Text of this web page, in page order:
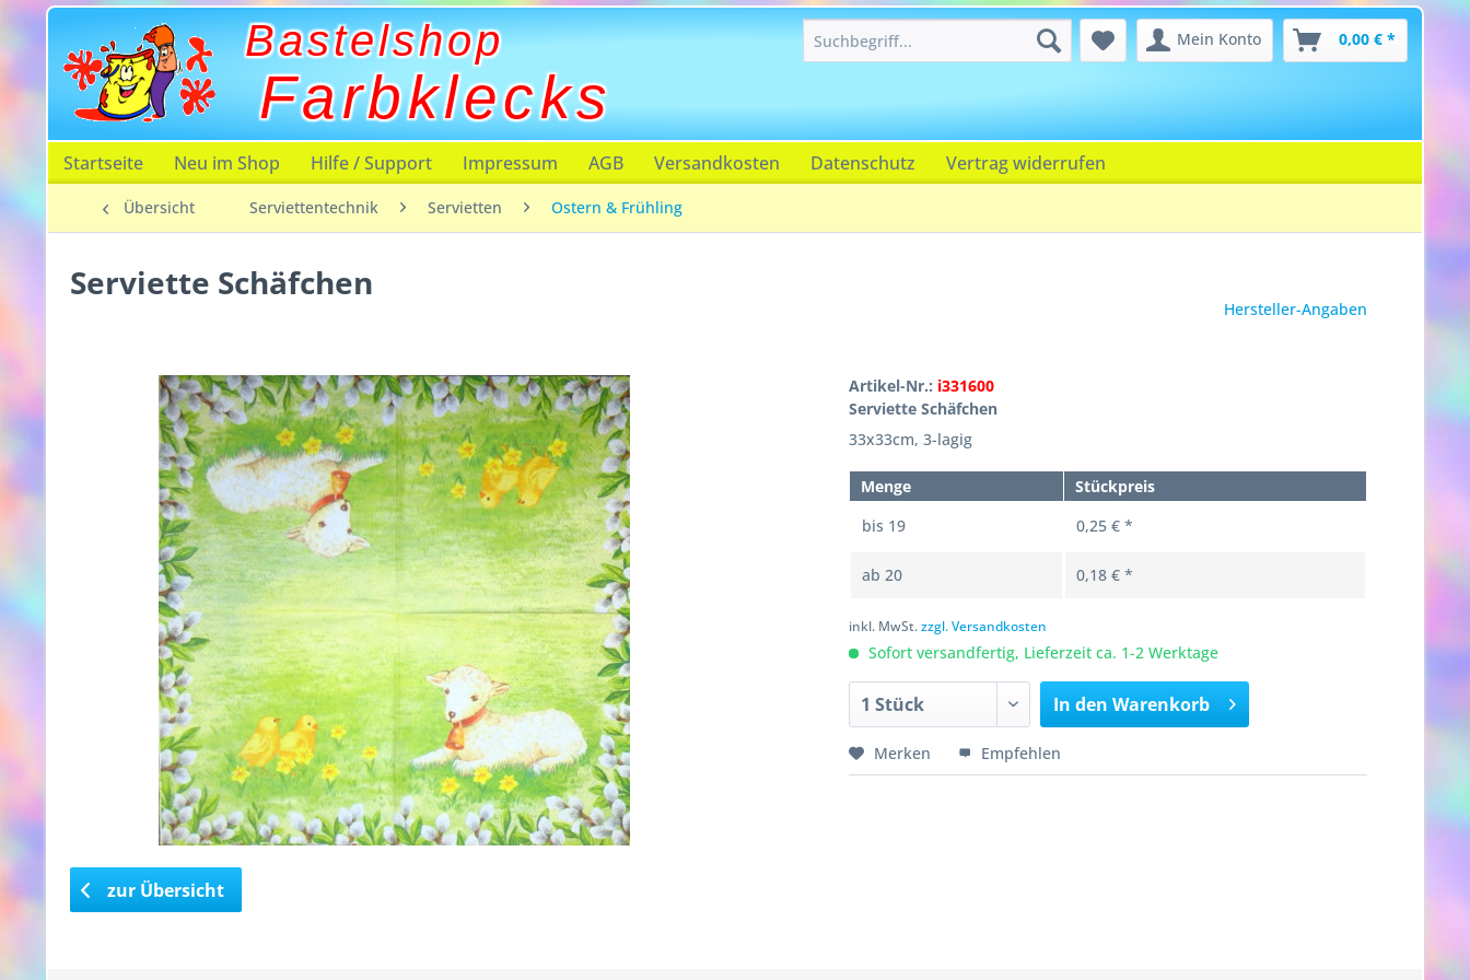
Bastelshop
Farbklecks
Mein Konto 0,00 € *
Startseite Neu im Shop Hilfe / Support Impressum AGB Versandkosten Datenschutz Vertrag widerrufen
Übersicht Serviettentechnik Servietten Ostern & Frühling
Serviette Schäfchen
Hersteller-Angaben
Artikel-Nr.: i331600
Serviette Schäfchen
33x33cm, 3-lagig
Menge
Stückpreis
bis 19 0,25 € *
ab 20 0,18 € *
inkl. MwSt.zzgl. Versandkosten
Sofort versandfertig, Lieferzeit ca. 1-2 Werktage
In den Warenkorb
Merken Empfehlen
zur Übersicht